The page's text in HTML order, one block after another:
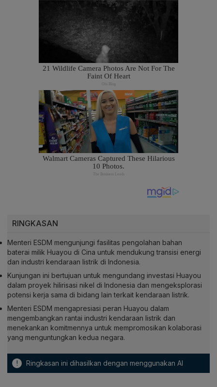
RINGKASAN
Menteri ESDM mengunjungi fasilitas pengolahan bahan
baterai milik Huayou di Cina untuk mendukung transisi energi
dan industri kendaraan listrik di Indonesia.
Kunjungan ini bertujuan untuk mengundang investasi Huayou
dalam proyek hilirisasi nikel di Indonesia dan mengeksplorasi
potensi kerja sama di bidang lain terkait kendaraan listrik.
Menteri ESDM mengapresiasi peran Huayou dalam
mengembangkan rantai industri kendaraan listrik dan
menekankan komitmennya untuk mempromosikan kolaborasi
yang menguntungkan kedua negara.
! Ringkasan ini dihasilkan dengan menggunakan AI